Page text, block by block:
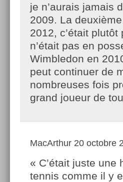
je n’aurais jamais
2009. La
2012, c’était
n’était pas en
Wimbledon en
peut continuer de
nombreuses fois
grand joueur de
MacArthur 20 octobre
« C’était juste une
tennis comme il y